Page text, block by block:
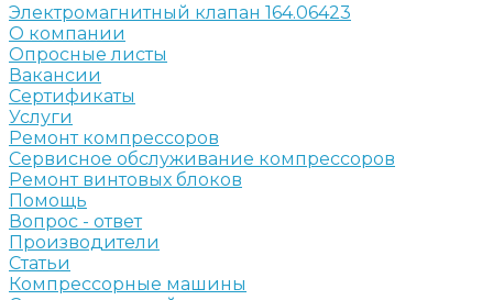
Электромагнитный клапан 164.06423
О компании
Опросные листы
Вакансии
Сертификаты
Услуги
Ремонт компрессоров
Сервисное обслуживание компрессоров
Ремонт винтовых блоков
Помощь
Вопрос - ответ
Производители
Статьи
Компрессорные машины